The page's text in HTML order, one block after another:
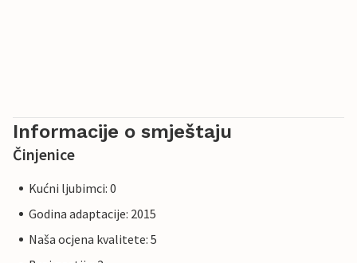
Informacije o smještaju
Činjenice
Kućni ljubimci: 0
Godina adaptacije: 2015
Naša ocjena kvalitete: 5